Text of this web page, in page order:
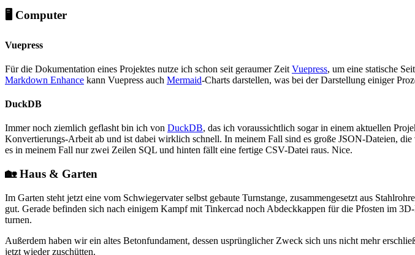
🖥️ Computer
Vuepress
Für die Dokumentation eines Projektes nutze ich schon seit geraumer Zeit Vuepress, um eine statische
Markdown Enhance kann Vuepress auch Mermaid-Charts darstellen, was bei der Darstellung einiger
DuckDB
Immer noch ziemlich geflasht bin ich von DuckDB, das ich voraussichtlich sogar in einem aktuellen
Konvertierungs-Arbeit ab und ist dabei wirklich schnell. In meinem Fall sind es große JSON-Dateien,
es in meinem Fall nur zwei Zeilen SQL und hinten fällt eine fertige CSV-Datei raus. Nice.
🏡 Haus & Garten
Im Garten steht jetzt eine vom Schwiegervater selbst gebaute Turnstange, zusammengesetzt aus
gut. Gerade befinden sich nach einigem Kampf mit Tinkercad noch Abdeckkappen für die Pfosten im
turnen.
Außerdem haben wir ein altes Betonfundament, dessen usprünglicher Zweck sich uns nicht mehr
jetzt wieder zuschütten.